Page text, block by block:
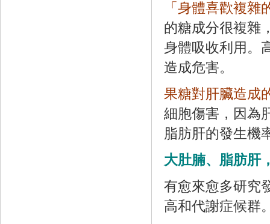
「身體喜歡複雜
的糖成分很複雜
身體吸收利用。
造成危害。
果糖對肝臟造成
細胞傷害，因為
脂肪肝的發生機
大肚腩、脂肪肝
有愈來愈多研究
高和代謝症候群